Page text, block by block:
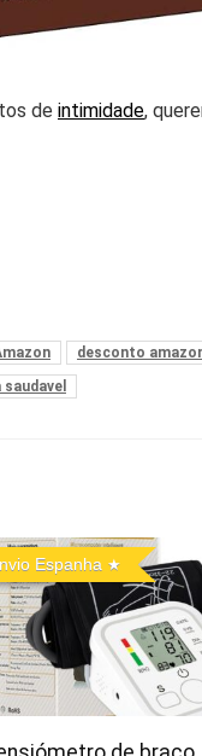
de intimidade,
desconto
saudavel
Espanha